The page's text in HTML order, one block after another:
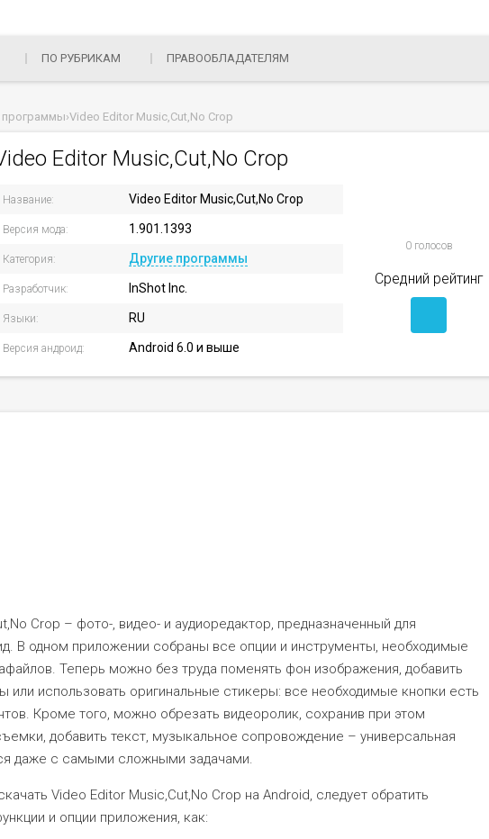
ПО РУБРИКАМ ПРАВООБЛАДАТЕЛЯМ
программы›Video Editor Music,Cut,No Crop
Editor Music,Cut,No Crop
Название: Video Editor Music,Cut,No Crop
Версия мода: 1.901.1393
Категория: Другие программы
Разработчик: InShot Inc.
Языки: RU
Версия андроид: Android 6.0 и выше
0 голосов
Средний рейтинг
Crop – фото-, видео- и аудиоредактор, предназначенный для
В одном приложении собраны все опции и инструменты, необходимые
Теперь можно без труда поменять фон изображения, добавить
или использовать оригинальные стикеры: все необходимые кнопки есть
Кроме того, можно обрезать видеоролик, сохранив при этом
добавить текст, музыкальное сопровождение – универсальная
даже с самыми сложными задачами.
Video Editor Music,Cut,No Crop на Android, следует обратить
и опции приложения, как: